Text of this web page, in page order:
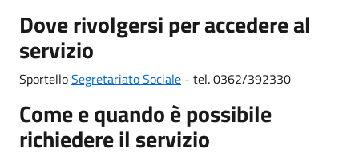
Dove rivolgersi per accedere al
servizio
SportelloSegretariato Sociale - tel. 0362/392330
Come e quando è possibile
richiedere il servizio